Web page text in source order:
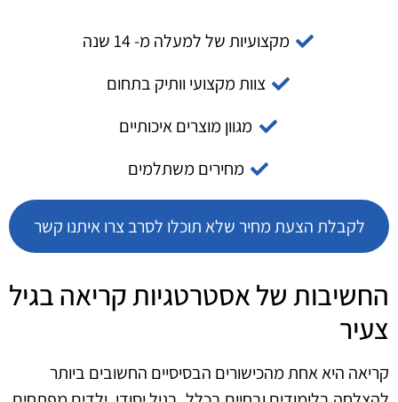
מקצועיות של למעלה מ- 14 שנה
צוות מקצועי וותיק בתחום
מגוון מוצרים איכותיים
מחירים משתלמים
לקבלת הצעת מחיר שלא תוכלו לסרב צרו איתנו קשר
החשיבות של אסטרטגיות קריאה בגיל
צעיר
קריאה היא אחת מהכישורים הבסיסיים החשובים ביותר